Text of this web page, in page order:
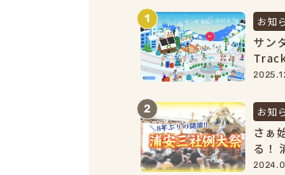
1 お知
サン
【
2 お知
さぁ
る！